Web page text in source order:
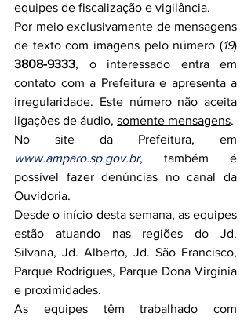
equipes de fiscalização e vigilância.
Por meio exclusivamente de mensagens
de texto com imagens pelo número (19
3808-9333, o interessado entra em
contato com a Prefeitura e apresenta a
irregularidade. Este número não aceita
ligações de áudio, somente mensagens.
www.amparo.sp.gov.br, também é
possível fazer denúncias no canal da
Ouvidoria.
Desde o início desta semana, as equipes
estão atuando nas regiões do Jd.
Silvana, Jd. Alberto, Jd. São Francisco,
Parque Rodrigues, Parque Dona Virgínia
e proximidades.
As equipes têm trabalhado com